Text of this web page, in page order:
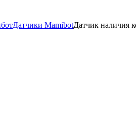
Датчики MamibotДатчик наличия